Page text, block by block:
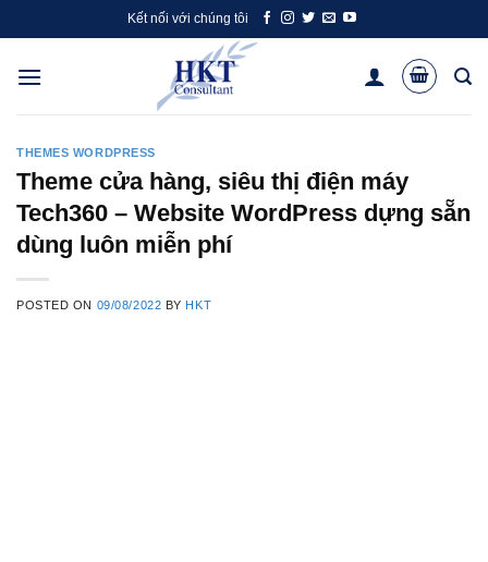
to
content
Kết nối với chúng tôi
THEMES WORDPRESS
Theme cửa hàng, siêu thị điện máy
Tech360 – Website WordPress dựng sẵn
dùng luôn miễn phí
POSTED ON 09/08/2022 BY HKT